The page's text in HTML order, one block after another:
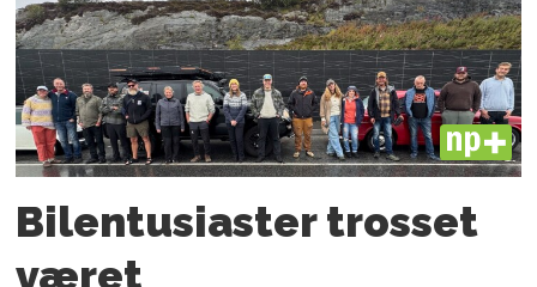
PLUS
Bilentusiaster trosset
været